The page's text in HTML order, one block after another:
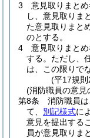
3
意見取りまと
し、意見取りま
た意見取りまと
のとする。
4
意見取りまと
する。 ただし、
は、この限りで
(平17規
(消防職員の意見
第8条
消防職員
て、 別記様式に
意見を提出する
員が意見取りま